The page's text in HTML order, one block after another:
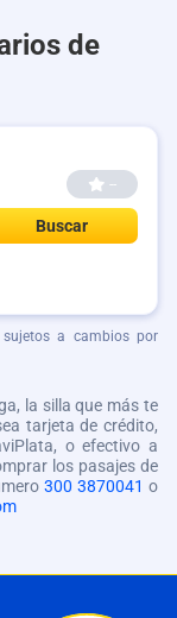
de
--
Buscar
sujetos a cambios por
la silla que más te
tarjeta de crédito,
o efectivo a
los pasajes de
300 3870041 o